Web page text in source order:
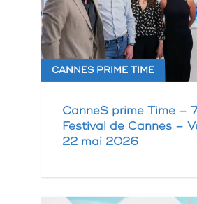
CANNES PRIME TIME
CanneS prime Time –
Festival de Cannes –
22 mai 2026